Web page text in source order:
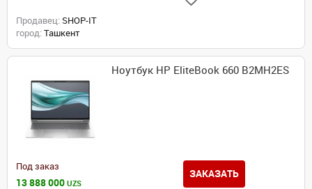
Продавец: SHOP-IT
город: Ташкент
Ноутбук HP EliteBook 660 B2MH2ES
Под заказ
13 888 000 UZS
ЗАКАЗАТЬ